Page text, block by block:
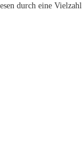
durch eine Vielzahl